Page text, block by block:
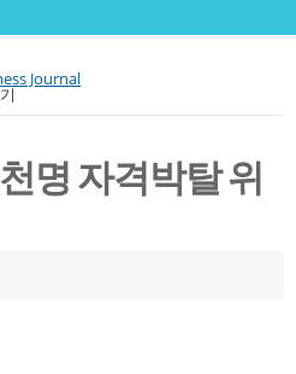
Journal
명 자격박탈 위